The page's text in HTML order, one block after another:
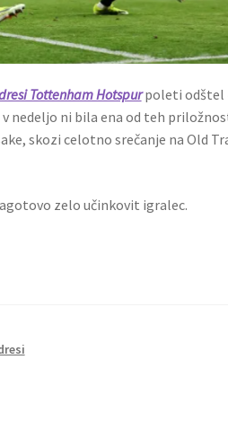
Tottenham Hotspurpoleti odštel
nedeljo ni bila ena od teh
skozi celotno srečanje na Old
zelo učinkovit igralec.